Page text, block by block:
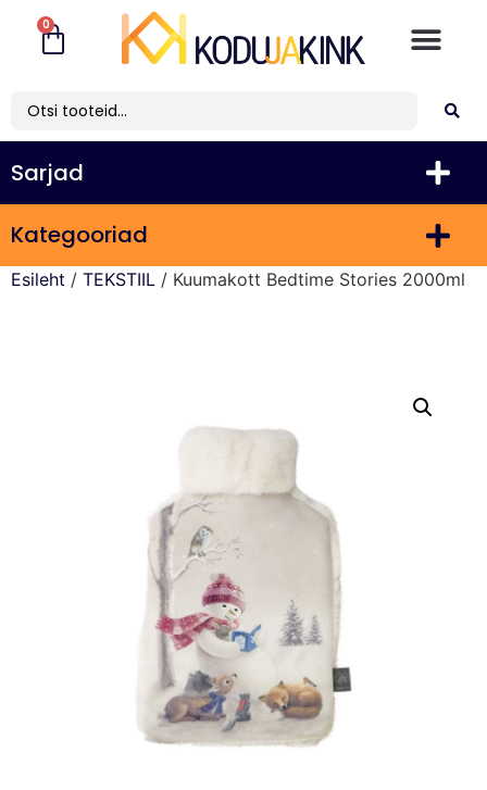
0
Sarjad
Kategooriad
Esileht / TEKSTIIL / Kuumakott Bedtime Stories 2000ml